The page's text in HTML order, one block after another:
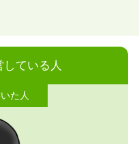
している人